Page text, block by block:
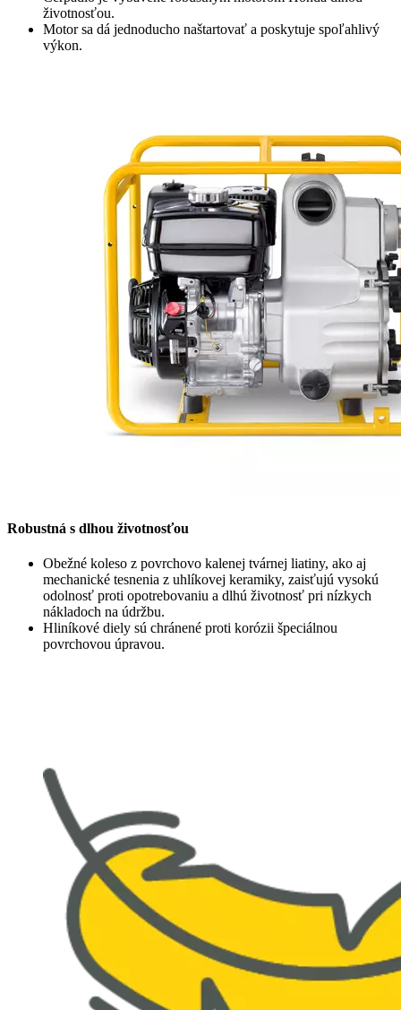
životnosťou.
Motor sa dá jednoducho naštartovať a poskytuje spoľahlivý
výkon.
Robustná s dlhou životnosťou
Obežné koleso z povrchovo kalenej tvárnej liatiny, ako aj
mechanické tesnenia z uhlíkovej keramiky, zaisťujú vysokú
odolnosť proti opotrebovaniu a dlhú životnosť pri nízkych
nákladoch na údržbu.
Hliníkové diely sú chránené proti korózii špeciálnou
povrchovou úpravou.